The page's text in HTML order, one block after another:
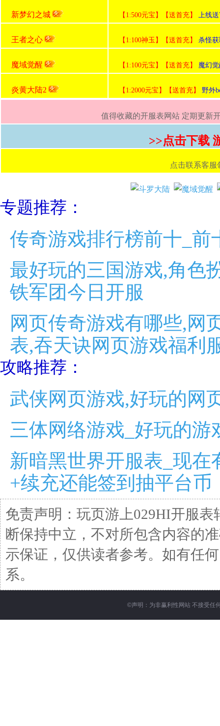
新梦幻之城 【1:500元宝】【送首充】 上线送
王者之心 【1:100神玉】【送首充】 杀怪
魔域觉醒 【1:100元宝】【送首充】 魔幻
炎黄大陆2 【1:2000元宝】【送首充】 野外
值得收藏的开服表网站 定期更新
>>点击下载
点击联系客服
专题推荐：
传奇游戏排行榜前十_前
最好玩的三国游戏,角色
铁军团今日开服
网页传奇游戏有哪些,网
表,吞天诀网页游戏福利
攻略推荐：
武侠网页游戏,好玩的网
三体网络游戏_好玩的
新暗黑世界开服表_现
+续充还能签到抽平台币
免责声明：玩页游上029HI开服
断保持中立，不对所包含内容的
示保证，仅供读者参考。如有任
系。
©声明：为非赢利性网站 不接受任